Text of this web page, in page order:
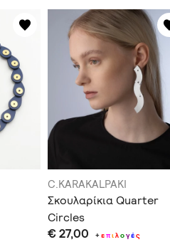
C.KARAKALPAKI
Σκουλαρίκια Quarter
Circles
€ 27,00 +επιλογές